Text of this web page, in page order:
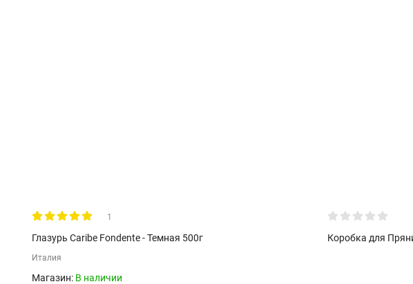
1
Глазурь Caribe Fondente - Темная 500г
Италия
Магазин: В наличии
Коробка для